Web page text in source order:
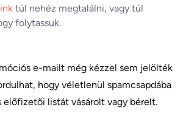
túl nehéz megtalálni, vagy túl
folytassuk.
e-mailt még kézzel sem jelölték
hogy véletlenül spamcsapdába
előfizetői listát vásárolt vagy bérelt.